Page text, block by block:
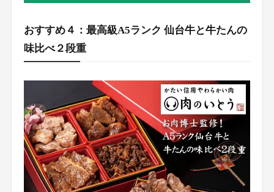
おすすめ４：最高級A5ランク 仙台牛と牛たんの
味比べ２段重